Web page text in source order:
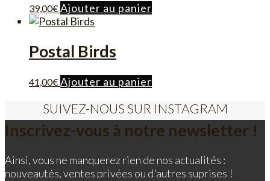
39,00€ Ajouter au panier
Postal Birds
41,00€ Ajouter au panier
SUIVEZ-NOUS SUR INSTAGRAM
Inscrivez-vous à notre newsletter !
Ainsi, vous ne manquerez rien de nos actualités :
nouveautés, ventes privées ou d'autres suprises !